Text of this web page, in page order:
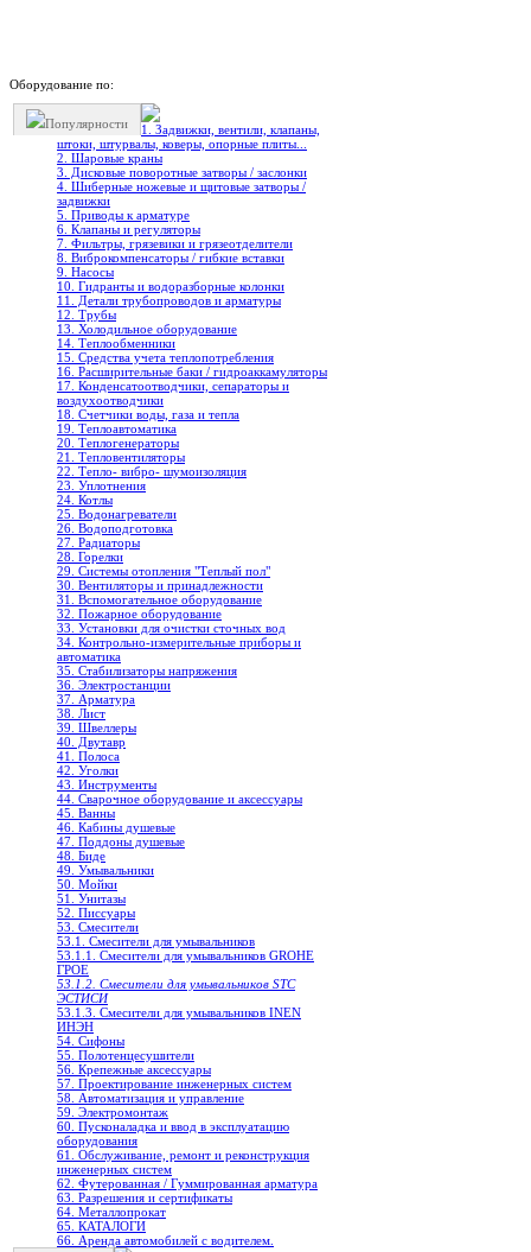
Оборудование по:
Популярности
1. Задвижки, вентили, клапаны,
штоки, штурвалы, коверы, опорные плиты...
2. Шаровые краны
3. Дисковые поворотные затворы / заслонки
4. Шиберные ножевые и щитовые затворы /
задвижки
5. Приводы к арматуре
6. Клапаны и регуляторы
7. Фильтры, грязевики и грязеотделители
8. Виброкомпенсаторы / гибкие вставки
9. Насосы
10. Гидранты и водоразборные колонки
11. Детали трубопроводов и арматуры
12. Трубы
13. Холодильное oборудование
14. Теплообменники
15. Средства учета теплопотребления
16. Расширительные баки / гидроаккамуляторы
17. Конденсатоотводчики, сепараторы и
воздухоотводчики
18. Счетчики воды, газа и тепла
19. Теплоавтоматика
20. Теплогенераторы
21. Тепловентиляторы
22. Тепло- вибро- шумоизоляция
23. Уплотнения
24. Котлы
25. Водонагреватели
26. Водоподготовка
27. Радиаторы
28. Горелки
29. Системы отопления "Теплый пол"
30. Вентиляторы и принадлежности
31. Вспомогательное оборудование
32. Пожарное оборудование
33. Установки для очистки сточных вод
34. Контрольно-измерительные приборы и
автоматика
35. Стабилизаторы напряжения
36. Электростанции
37. Арматура
38. Лист
39. Швеллеры
40. Двутавр
41. Полоса
42. Уголки
43. Инструменты
44. Сварочное оборудование и аксессуары
45. Ванны
46. Кабины душевые
47. Поддоны душевые
48. Биде
49. Умывальники
50. Мойки
51. Унитазы
52. Писсуары
53. Смесители
53.1. Смесители для умывальников
53.1.1. Смесители для умывальников GROHE
ГРОЕ
53.1.2. Смесители для умывальников STC
ЭСТИСИ
53.1.3. Смесители для умывальников INEN
ИНЭН
54. Сифоны
55. Полотенцесушители
56. Крепежные аксессуары
57. Проектирование инженерных систем
58. Автоматизация и управление
59. Электромонтаж
60. Пусконаладка и ввод в эксплуатацию
оборудования
61. Обслуживание, ремонт и реконструкция
инженерных систем
62. Футерованная / Гуммированная арматура
63. Разрешения и сертификаты
64. Металлопрокат
65. КАТАЛОГИ
66. Аренда автомобилей с водителем.